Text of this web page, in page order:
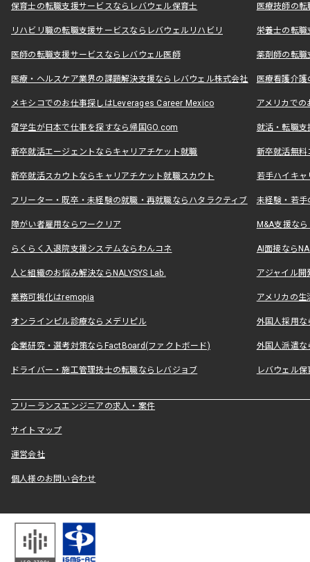
保育士の転職支援サービスならレバウェル保育士 医療技師の
リハビリ職の転職支援サービスならレバウェルリハビリ 栄養士の転
医師の転職支援サービスならレバウェル医師 薬剤師の転
医療・ヘルスケア業界の課題解決支援ならレバウェル株式会社 医療看護介
メキシコでのお仕事探しはLeverages Career Mexico アメリカで
留学生が日本で仕事を探すなら帰国GO.com 就活・転職
新卒就活エージェントならキャリアチケット就職 新卒就活無料
新卒就活スカウトならキャリアチケット就職スカウト 若手ハイキ
フリーター・既卒・未経験の就職・再就職ならハタラクティブ 未経験・若手
障がい者雇用ならワークリア M&A支援な
らくらく入退院支援システムならわんコネ AI面接なら
人と組織のお悩み解決ならNALYSYS Lab. アジャイル
業務可視化はremopia アメリカの
オンラインピル診療ならメデリピル 外国人採用
企業研究・選考対策ならFactBoard(ファクトボード) 外国人派遣な
ドライバー・施工管理技士の転職ならレバジョブ レバウェル
フリーランスエンジニアの求人・案件
サイトマップ
運営会社
個人様のお問い合わせ